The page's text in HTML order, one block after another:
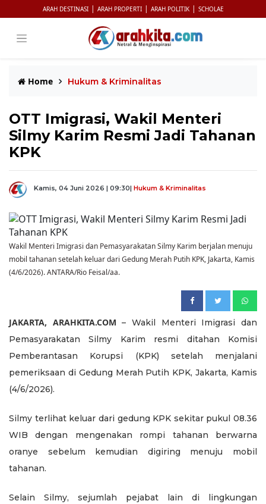
ARAH DESTINASI | ARAH PROPERTI | ARAH POLITIK | SCHOLAE
Home Hukum & Kriminalitas
OTT Imigrasi, Wakil Menteri
Silmy Karim Resmi Jadi Tahanan
KPK
Kamis, 04 Juni 2026 | 09:30| Hukum & Kriminalitas
Wakil Menteri Imigrasi dan Pemasyarakatan Silmy Karim berjalan menuju
mobil tahanan setelah keluar dari Gedung Merah Putih KPK, Jakarta, Kamis
(4/6/2026). ANTARA/Rio Feisal/aa.
JAKARTA, ARAHKITA.COM – Wakil Menteri Imigrasi dan
Pemasyarakatan Silmy Karim resmi ditahan Komisi
Pemberantasan Korupsi (KPK) setelah menjalani
pemeriksaan di Gedung Merah Putih KPK, Jakarta, Kamis
(4/6/2026).
Silmy terlihat keluar dari gedung KPK sekitar pukul 08.36
WIB dengan mengenakan rompi tahanan berwarna
oranye sebelum kemudian digiring menuju mobil
tahanan.
Selain Silmy, sejumlah pejabat lain di lingkungan